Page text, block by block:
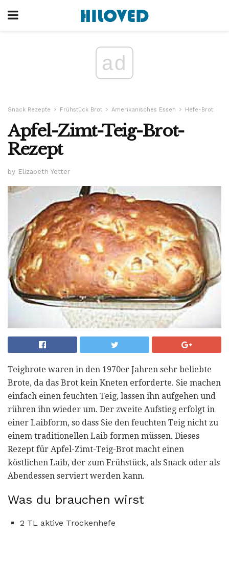
ad
Snack Rezepte Frühstück Brot Amerikanisches Essen Hefe-Brot
Apfel-Zimt-Teig-Brot-
Rezept
by Elizabeth Yetter
Teigbrote waren in den 1970er Jahren sehr beliebte
Brote, da das Brot kein Kneten erforderte. Sie machen
einfach einen feuchten Teig, lassen ihn aufgehen und
rühren ihn wieder um. Der zweite Aufstieg erfolgt in
einer Laibform, so dass Sie den feuchten Teig nicht zu
einem traditionellen Laib formen müssen. Dieses
Rezept für Apfel-Zimt-Teig-Brot macht einen
köstlichen Laib, der zum Frühstück, als Snack oder als
Abendessen serviert werden kann.
Was du brauchen wirst
2 TL aktive Trockenhefe